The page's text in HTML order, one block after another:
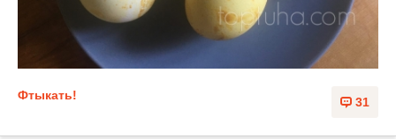
31
Фтыкать!